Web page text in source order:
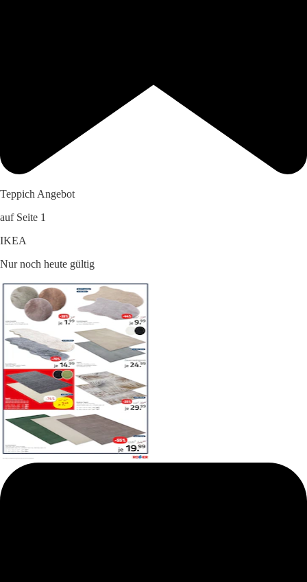
Teppich Angebot
auf Seite 1
IKEA
Nur noch heute gültig